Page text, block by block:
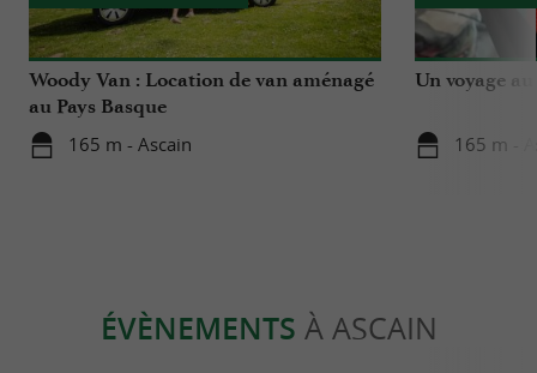
Woody Van : Location de van aménagé
au Pays Basque
165 m - Ascain
Un voyage
165 m -
ÉVÈNEMENTS À ASCAIN